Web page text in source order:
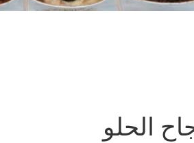
الحلو